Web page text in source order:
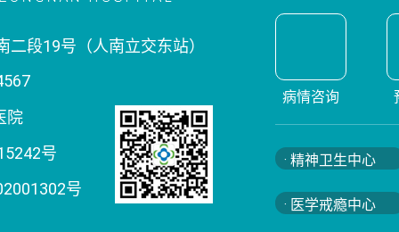
二段19号（人南立交东站）
院
号
号
病情咨询
· 精神卫生中心
· 医学戒瘾中心